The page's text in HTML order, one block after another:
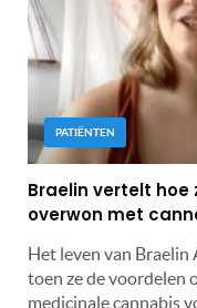
PATIËNTEN
Braelin vertelt hoe
overwon met
Het leven van
toen ze de voordelen
medicinale cannabis